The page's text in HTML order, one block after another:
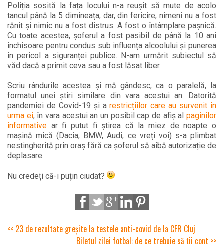
Poliția sosită la fața locului n-a reușit să mute de acolo
tancul până la 5 dimineața, dar, din fericire, nimeni nu a fost
rănit și nimic nu a fost distrus. A fost o întâmplare pașnică.
Cu toate acestea, șoferul a fost pasibil de până la 10 ani
închisoare pentru condus sub influența alcoolului și punerea
în pericol a siguranței publice. N-am urmărit subiectul să
văd dacă a primit ceva sau a fost lăsat liber.
Scriu rândurile acestea și mă gândesc, ca o paralelă, la
formatul unei știri similare din vara acestui an. Datorită
pandemiei de Covid-19 și arestricțiilor care au survenit în
urma ei, în vara acestui an un posibil cap de afiș alpaginilor
informative ar fi putut fi știrea că la miez de noapte o
mașină mică (Dacia, BMW, Audi, ce vreți voi) s-a plimbat
nestingherită prin oraș fără ca șoferul să aibă autorizație de
deplasare.
Nu credeți că-i puțin ciudat?
<< 23 de rezultate greșite la testele anti-covid de la CFR Cluj
Biletul zilei fotbal: de ce trebuie să ții cont >>